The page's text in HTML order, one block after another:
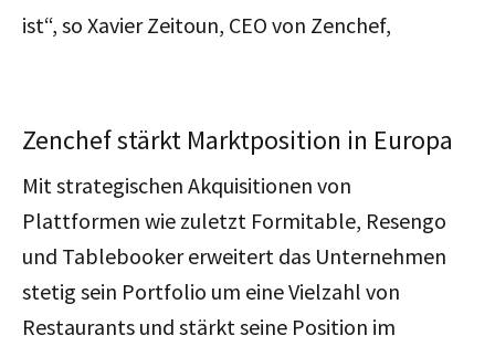
ist“, so Xavier Zeitoun, CEO von Zenchef,
Zenchef stärkt Marktposition in Europa
Mit strategischen Akquisitionen von
Plattformen wie zuletzt Formitable, Resengo
und Tablebooker erweitert das Unternehmen
stetig sein Portfolio um eine Vielzahl von
Restaurants und stärkt seine Position im